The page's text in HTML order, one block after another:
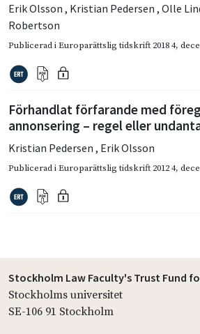
Erik Olsson , Kristian Pedersen , Olle
Robertson
Publicerad iEuroparättslig tidskrift 2018 4,
Förhandlat förfarande med
annonsering – regel eller
Kristian Pedersen , Erik Olsson
Publicerad iEuroparättslig tidskrift 2012 4,
Stockholm Law Faculty's Trust Fund
Stockholms universitet
SE-106 91 Stockholm